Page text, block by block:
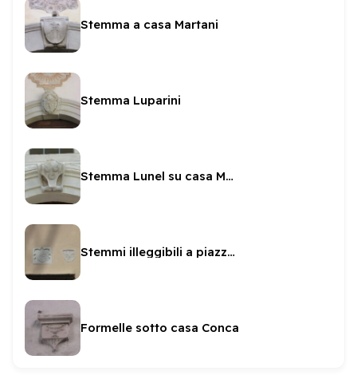
Stemma a casa Martani
Stemma Luparini
Stemma Lunel su casa Morichelli
Stemmi illeggibili a piazza Fontana
Formelle sotto casa Conca